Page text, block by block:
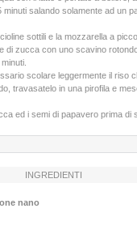
salando solamente ad un
sottili e la mozzarella a
di zucca con uno scavino
scolare leggermente il riso
travasatelo in una pirofila e
ed i semi di papavero prima di
INGREDIENTI
nano